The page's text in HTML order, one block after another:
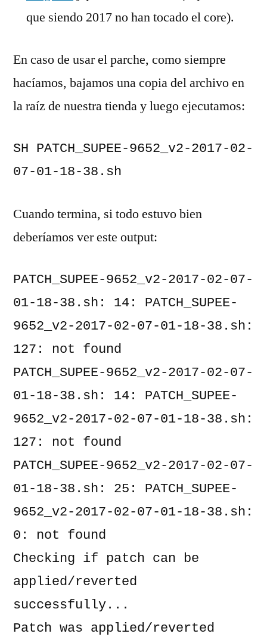
que siendo 2017 no han tocado el core).
En caso de usar el parche, como siempre
hacíamos, bajamos una copia del archivo en
la raíz de nuestra tienda y luego ejecutamos:
SH PATCH_SUPEE-9652_v2-2017-02-
07-01-18-38.sh
Cuando termina, si todo estuvo bien
deberíamos ver este output:
PATCH_SUPEE-9652_v2-2017-02-07-
01-18-38.sh: 14: PATCH_SUPEE-
9652_v2-2017-02-07-01-18-38.sh:
127: not found
PATCH_SUPEE-9652_v2-2017-02-07-
01-18-38.sh: 14: PATCH_SUPEE-
9652_v2-2017-02-07-01-18-38.sh:
127: not found
PATCH_SUPEE-9652_v2-2017-02-07-
01-18-38.sh: 25: PATCH_SUPEE-
9652_v2-2017-02-07-01-18-38.sh:
0: not found
Checking if patch can be
applied/reverted
successfully...
Patch was applied/reverted